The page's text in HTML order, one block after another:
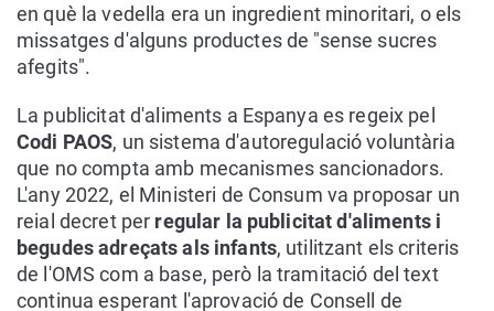
en què la vedella era un ingredient minoritari, o els
missatges d'alguns productes de "sense sucres
afegits".
La publicitat d'aliments a Espanya es regeix pel
Codi PAOS, un sistema d'autoregulació voluntària
que no compta amb mecanismes sancionadors.
L'any 2022, el Ministeri de Consum va proposar un
reial decret per regular la publicitat d'aliments i
begudes adreçats als infants, utilitzant els criteris
de l'OMS com a base, però la tramitació del text
continua esperant l'aprovació de Consell de